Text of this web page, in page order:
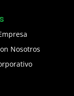
Nosotros